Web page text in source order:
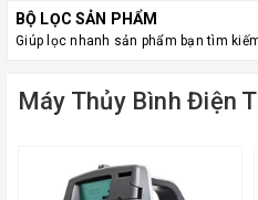
BỘ LỌC SẢN PHẨM
Giúp lọc nhanh sản phẩm bạn tìm
Máy Thủy Bình Điện